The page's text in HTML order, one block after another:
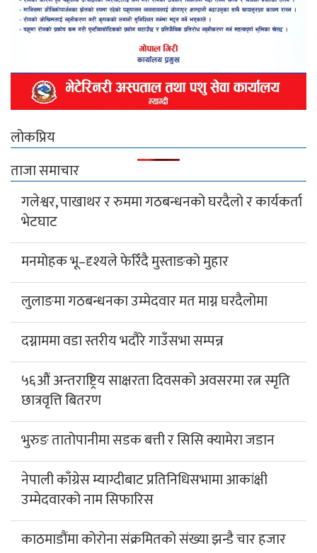
लोकप्रिय
ताजा समाचार
गलेश्वर, पाखाथर र रुममा गठबन्धनको घरदैलो र कार्यकर्ता
भेटघाट
मनमोहक भू–दृश्यले फेरिँदै मुस्ताङको मुहार
लुलाङमा गठबन्धनका उम्मेदवार मत माग्न घरदैलोमा
दग्नाममा वडा स्तरीय भदौरे गाउँसभा सम्पन्न
५६औं अन्तराष्ट्रिय साक्षरता दिवसको अवसरमा रत्न स्मृति
छात्रवृत्ति बितरण
भुरुङ तातोपानीमा सडक बत्ती र सिसि क्यामेरा जडान
नेपाली काँग्रेस म्याग्दीबाट प्रतिनिधिसभामा आकांक्षी
उम्मेदवारको नाम सिफारिस
काठमाडौंमा कोरोना संक्रमितको संख्या झन्डै चार हजार